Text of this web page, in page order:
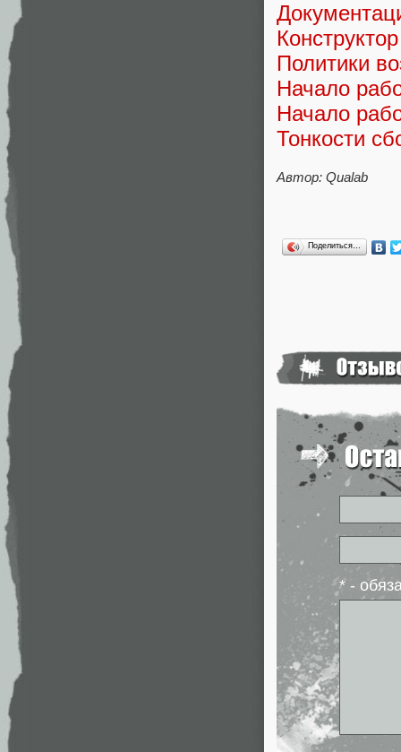
Политики
Начало
Начало
Тонкости
Автор: Qualab
Поделиться…
* -